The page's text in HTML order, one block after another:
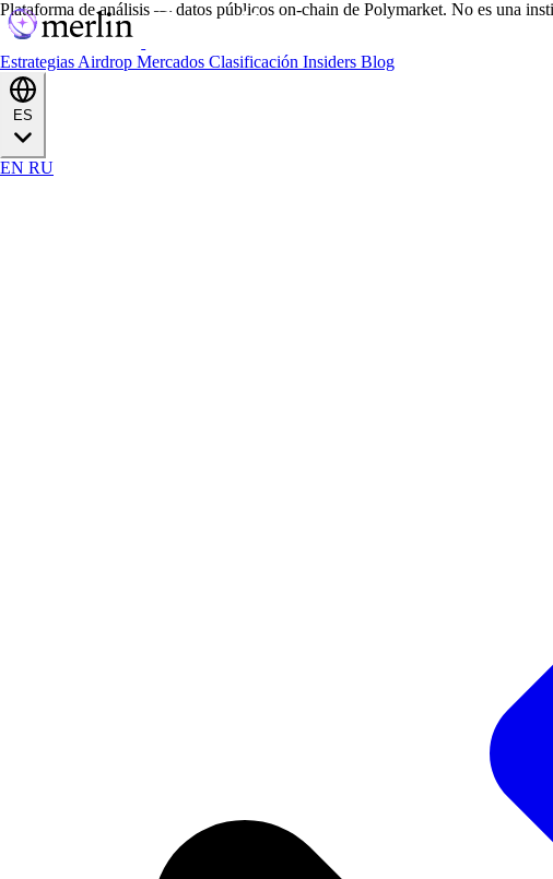
Estrategias Airdrop Mercados Clasificación Insiders Blog
EN RU
Plataforma de análisis — datos públicos on-chain de Polymarket. No es una